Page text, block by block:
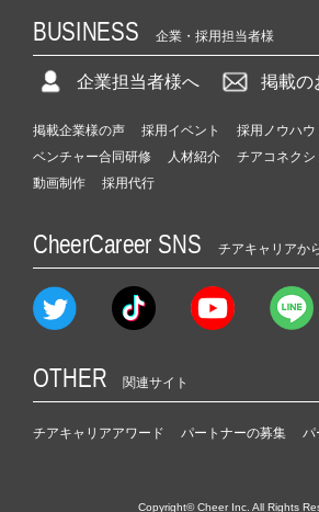
BUSINESS 企業・採用担当者様
企業担当者様へ 掲載の
掲載企業様の声 採用イベント 採用ノウハウ
ベンチャー合同研修
人材紹介 チアコネクシ
動画制作
採用代行
CheerCareer SNS チアキャリアか
OTHER 関連サイト
チアキャリアアワード パートナーの募集 パ
Copyright© Cheer Inc. All Rights